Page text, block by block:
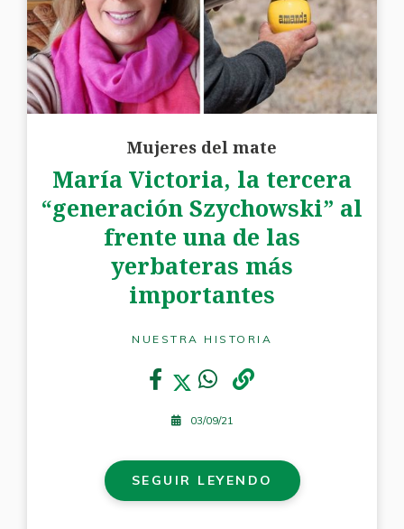
Mujeres del mate
María Victoria, la tercera
“generación Szychowski” al
frente una de las
yerbateras más
importantes
NUESTRA HISTORIA
03/09/21
SEGUIR LEYENDO